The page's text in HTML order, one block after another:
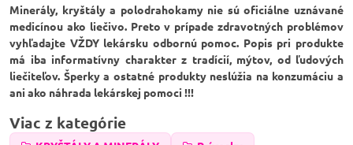
Minerály, kryštály a polodrahokamy nie sú oficiálne uznávané
medicínou ako liečivo. Preto v prípade zdravotných problémov
vyhľadajte VŽDY lekársku odbornú pomoc. Popis pri produkte
má iba informatívny charakter z tradícií, mýtov, od ľudových
liečiteľov. Šperky a ostatné produkty neslúžia na konzumáciu a
ani ako náhrada lekárskej pomoci !!!
Viac z kategórie